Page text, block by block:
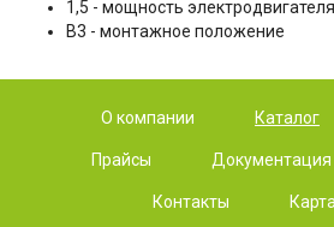
1,5 - мощность
B3 - монтажное положение
О компании Каталог
Прайсы Документация
Контакты